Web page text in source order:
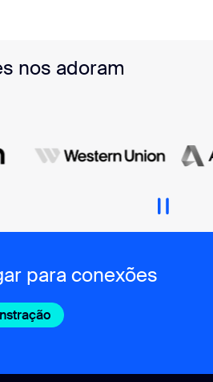
nos adoram
para conexões